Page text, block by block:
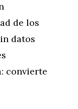
de los
datos
convierte